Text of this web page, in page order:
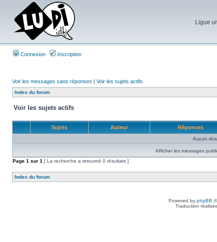
Ligue
Connexion Inscription
Voir les messages sans réponses | Voir les sujets actifs
Index du forum
Voir les sujets actifs
Sujets Auteur Réponses
Aucun
Afficher les messages
Page 1 sur 1 [ La recherche a retourné 0 résultats ]
Index du forum
Powered by phpBB
Traduction